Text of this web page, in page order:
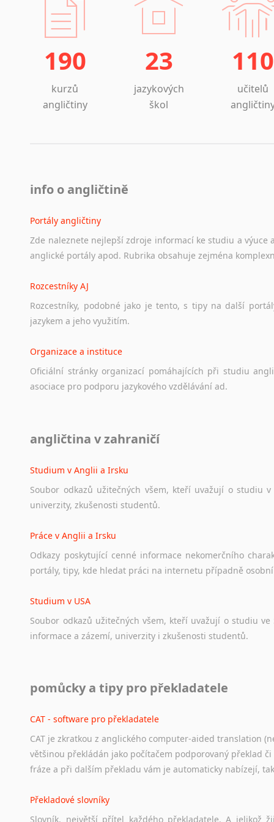
190
kurzů
angličtiny
23
jazykových
škol
110
učitelů
info o angličtině
Portály angličtiny
Zde naleznete nejlepší zdroje informací ke studiu a výuce
anglické portály apod. Rubrika obsahuje zejména
Rozcestníky AJ
Rozcestníky, podobné jako je tento, s tipy na další
jazykem a jeho využitím.
Organizace a instituce
Oficiální stránky organizací pomáhajících při studiu
asociace pro podporu jazykového vzdělávání ad.
Ať už se jedná o česká diskusní
angličtina v zahraničí
Studium v Anglii a Irsku
Soubor odkazů užitečných všem, kteří uvažují o studiu v
univerzity, zkušenosti studentů.
Práce v Anglii a Irsku
Odkazy poskytující cenné informace nekomerčního
portály, tipy, kde hledat práci na internetu případně osobní
Studium v USA
Soubor odkazů užitečných všem, kteří uvažují o studiu ve
informace a zázemí, univerzity i zkušenosti studentů.
Odkazy poskytující cenné informace nekomerčního
Studium v Austrálii
Soubor odkazů užitečných všem, kteří uvažují o studiu v
a zázemí, australské univerzity a samozřejmě i osobní
Práce v Austrálii
pomůcky a tipy pro překladatele
CAT - software pro překladatele
CAT je zkratkou z anglického computer-aided translation
většinou překládán jako počítačem podporovaný překlad
fráze a při dalším překladu vám je automaticky nabízejí,
Překladové slovníky
Slovník, největší přítel každého překladatele. A jelikož